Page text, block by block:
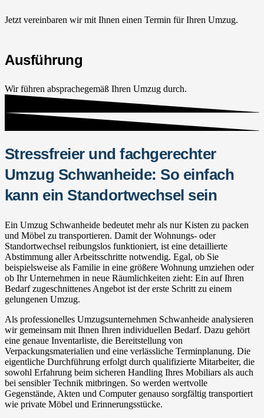
Jetzt vereinbaren wir mit Ihnen einen Termin für Ihren Umzug.
Ausführung
Wir führen absprachegemäß Ihren Umzug durch.
Stressfreier und fachgerechter
Umzug Schwanheide: So einfach
kann ein Standortwechsel sein
Ein Umzug Schwanheide bedeutet mehr als nur Kisten zu packen
und Möbel zu transportieren. Damit der Wohnungs- oder
Standortwechsel reibungslos funktioniert, ist eine detaillierte
Abstimmung aller Arbeitsschritte notwendig. Egal, ob Sie
beispielsweise als Familie in eine größere Wohnung umziehen oder
ob Ihr Unternehmen in neue Räumlichkeiten zieht: Ein auf Ihren
Bedarf zugeschnittenes Angebot ist der erste Schritt zu einem
gelungenen Umzug.
Als professionelles Umzugsunternehmen Schwanheide analysieren
wir gemeinsam mit Ihnen Ihren individuellen Bedarf. Dazu gehört
eine genaue Inventarliste, die Bereitstellung von
Verpackungsmaterialien und eine verlässliche Terminplanung. Die
eigentliche Durchführung erfolgt durch qualifizierte Mitarbeiter, die
sowohl Erfahrung beim sicheren Handling Ihres Mobiliars als auch
bei sensibler Technik mitbringen. So werden wertvolle
Gegenstände, Akten und Computer genauso sorgfältig transportiert
wie private Möbel und Erinnerungsstücke.